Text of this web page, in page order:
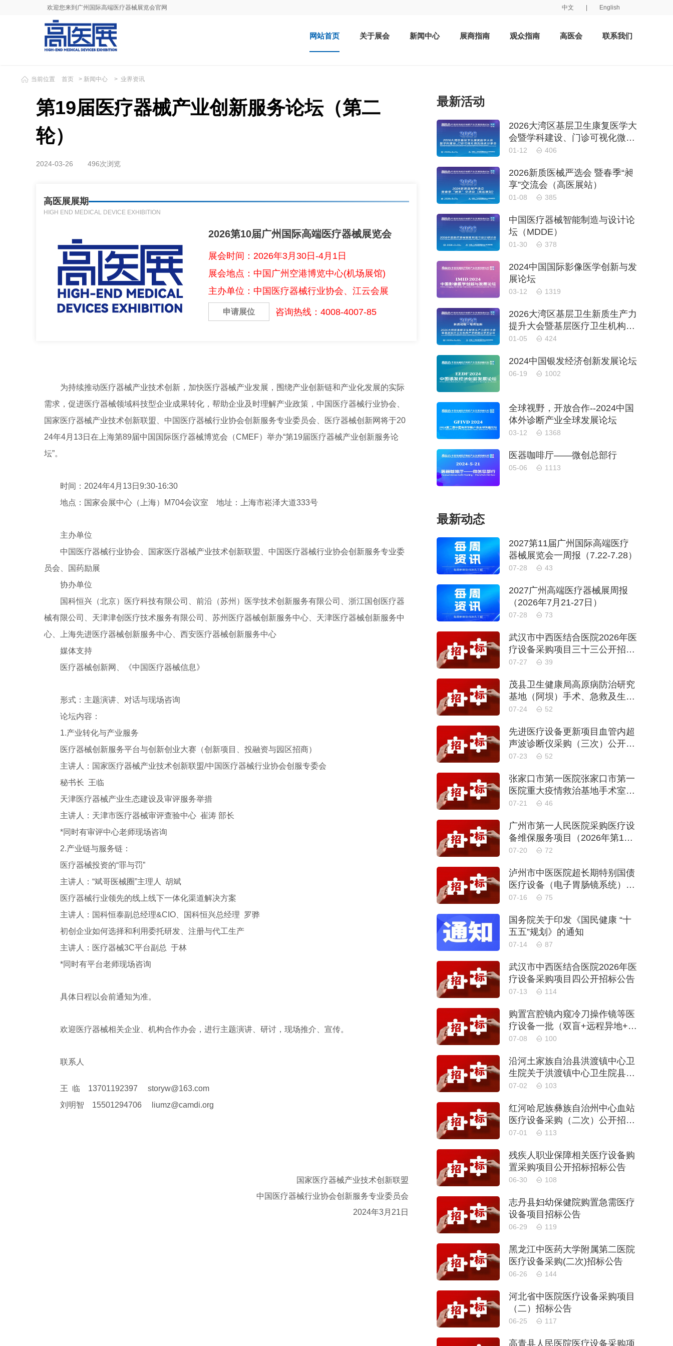
欢迎您来到广州国际高端医疗器械展览会官网 中文 English
网站首页 关于展会 新闻中心 展商指南 观众指南 高医会 联系我们
当前位置 首页 > 新闻中心 > 业界资讯
第19届医疗器械产业创新服务论坛（第二
轮）
2024-03-26 496次浏览
高医展展期
HIGH END MEDICAL DEVICE EXHIBITION
2026第10届广州国际高端医疗器械展览会
展会时间：2026年3月30日-4月1日
展会地点：中国广州空港博览中心(机场展馆)
主办单位：中国医疗器械行业协会、江云会展
申请展位 咨询热线：4008-4007-85
为持续推动医疗器械产业技术创新，加快医疗器械产业发展，围绕产业创新链和产业化发展的实际
需求，促进医疗器械领域科技型企业成果转化，帮助企业及时理解产业政策，中国医疗器械行业协会、
国家医疗器械产业技术创新联盟、中国医疗器械行业协会创新服务专业委员会、医疗器械创新网将于20
24年4月13日在上海第89届中国国际医疗器械博览会（CMEF）举办“第19届医疗器械产业创新服务论
坛”。
时间：2024年4月13日9:30-16:30
地点：国家会展中心（上海）M704会议室 地址：上海市崧泽大道333号
主办单位
中国医疗器械行业协会、国家医疗器械产业技术创新联盟、中国医疗器械行业协会创新服务专业委
员会、国药励展
协办单位
国科恒兴（北京）医疗科技有限公司、前沿（苏州）医学技术创新服务有限公司、浙江国创医疗器
械有限公司、天津津创医疗技术服务有限公司、苏州医疗器械创新服务中心、天津医疗器械创新服务中
心、上海先进医疗器械创新服务中心、西安医疗器械创新服务中心
媒体支持
医疗器械创新网、《中国医疗器械信息》
形式：主题演讲、对话与现场咨询
论坛内容：
1.产业转化与产业服务
医疗器械创新服务平台与创新创业大赛（创新项目、投融资与园区招商）
主讲人：国家医疗器械产业技术创新联盟/中国医疗器械行业协会创服专委会
秘书长 王临
天津医疗器械产业生态建设及审评服务举措
主讲人：天津市医疗器械审评查验中心 崔涛 部长
*同时有审评中心老师现场咨询
2.产业链与服务链：
医疗器械投资的“罪与罚”
主讲人：“斌哥医械圈”主理人 胡斌
医疗器械行业领先的线上线下一体化渠道解决方案
主讲人：国科恒泰副总经理&CIO、国科恒兴总经理 罗骅
初创企业如何选择和利用委托研发、注册与代工生产
主讲人：医疗器械3C平台副总 于林
*同时有平台老师现场咨询
具体日程以会前通知为准。
欢迎医疗器械相关企业、机构合作办会，进行主题演讲、研讨，现场推介、宣传。
联系人
王 临 13701192397 storyw@163.com
刘明智 15501294706 liumz@camdi.org
国家医疗器械产业技术创新联盟
中国医疗器械行业协会创新服务专业委员会
2024年3月21日
最新活动
2026大湾区基层卫生康复医学大
会暨学科建设、门诊可视化微创
技术分享会
01-12 406
2026新质医械严选会 暨春季“昶
享”交流会（高医展站）
01-08 385
中国医疗器械智能制造与设计论
坛（MDDE）
01-30 378
2024中国国际影像医学创新与发
展论坛
03-12 1319
2026大湾区基层卫生新质生产力
提升大会暨基层医疗卫生机构产
学研融合学术会议
01-05 424
2024中国银发经济创新发展论坛
06-19 1002
全球视野，开放合作--2024中国
体外诊断产业全球发展论坛
03-12 1368
医器咖啡厅——微创总部行
05-06 1113
最新动态
2027第11届广州国际高端医疗
器械展览会一周报（7.22-7.28）
07-28 43
2027广州高端医疗器械展周报
（2026年7月21-27日）
07-28 73
武汉市中西医结合医院2026年医
疗设备采购项目三十三公开招标
公告
07-27 39
茂县卫生健康局高原病防治研究
基地（阿坝）手术、急救及生命
支持类医疗设备购置项目招标公
07-24 52
先进医疗设备更新项目血管内超
声波诊断仪采购（三次）公开招
标公告
07-23 52
张家口市第一医院张家口市第一
医院重大疫情救治基地手术室及
重症监护室医疗设备采购项目更
07-21 46
广州市第一人民医院采购医疗设
备维保服务项目（2026年第1
批）(二次)（项目编号：GZSY-2
07-20 72
泸州市中医医院超长期特别国债
医疗设备（电子胃肠镜系统）采
购更正公告（第二次）
07-16 75
国务院关于印发《国民健康 “十
五五”规划》的通知
07-14 87
武汉市中西医结合医院2026年医
疗设备采购项目四公开招标公告
07-13 114
购置宫腔镜内窥冷刀操作镜等医
疗设备一批（双盲+远程异地+分
散）
07-08 100
沿河土家族自治县洪渡镇中心卫
生院关于洪渡镇中心卫生院县域
医疗次中心医疗设备采购项目的
07-02 103
红河哈尼族彝族自治州中心血站
医疗设备采购（二次）公开招标
公告
07-01 113
残疾人职业保障相关医疗设备购
置采购项目公开招标招标公告
06-30 108
志丹县妇幼保健院购置急需医疗
设备项目招标公告
06-29 119
黑龙江中医药大学附属第二医院
医疗设备采购(二次)招标公告
06-26 144
河北省中医院医疗设备采购项目
（二）招标公告
06-25 117
高青县人民医院医疗设备采购项